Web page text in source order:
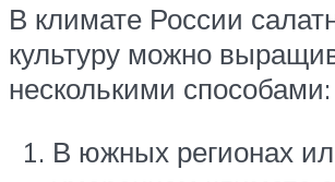
В климате России
культуру можно
несколькими способами:
В южных регионах